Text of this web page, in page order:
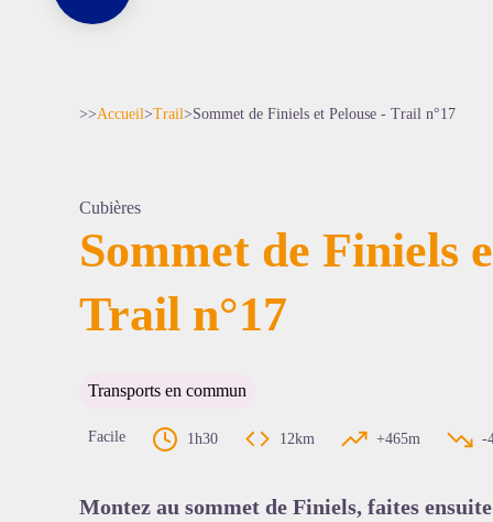
>>Accueil>Trail>Sommet de Finiels et Pelouse - Trail n°17
Cubières
Sommet de Finiels
Trail n°17
Transports en commun
Facile 1h30 12km +465m -
Montez au sommet de Finiels, faites